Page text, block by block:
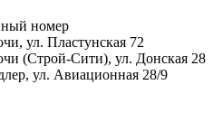
номер
ул. Пластунская 72
(Строй-Сити), ул. Донская 28
ул. Авиационная 28/9